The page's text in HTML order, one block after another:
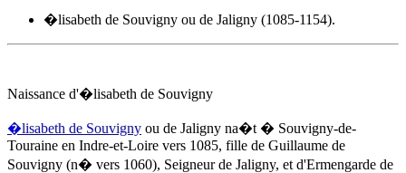
�lisabeth de Souvigny ou de Jaligny (1085-1154).
Naissance d'�lisabeth de Souvigny
�lisabeth de Souvigny ou de Jaligny na�t � Souvigny-de-
Touraine en Indre-et-Loire vers 1085, fille de Guillaume de
Souvigny (n� vers 1060), Seigneur de Jaligny, et d'Ermengarde de